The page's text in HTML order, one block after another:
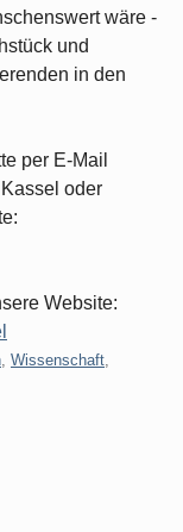
wäre -
und
in den
per E-Mail
oder
Website:
Wissenschaft